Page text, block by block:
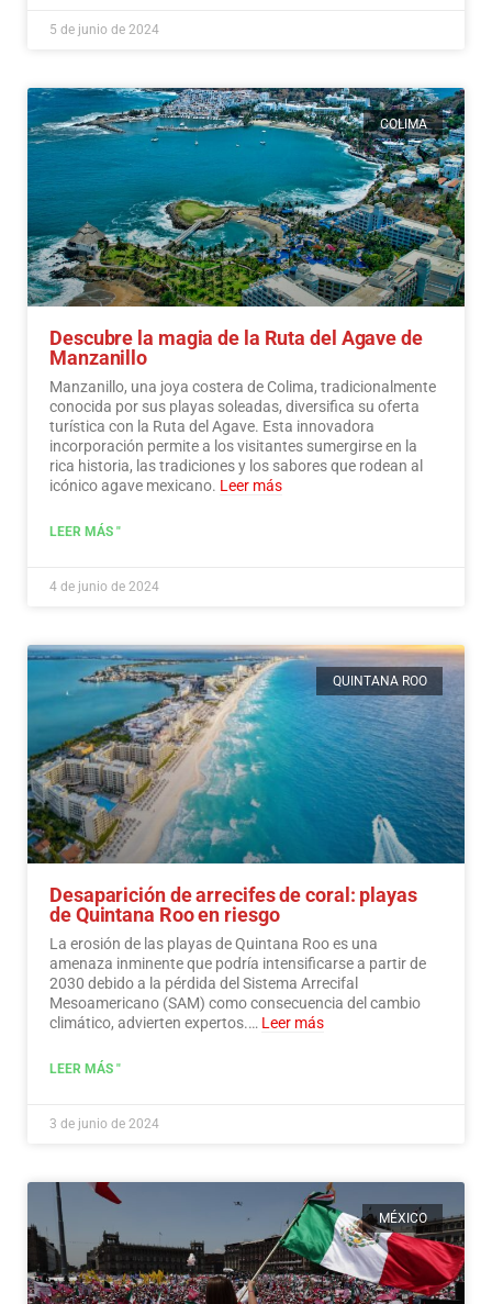
5 de junio de 2024
COLIMA
Descubre la magia de la Ruta del Agave de
Manzanillo
Manzanillo, una joya costera de Colima, tradicionalmente
conocida por sus playas soleadas, diversifica su oferta
turística con la Ruta del Agave. Esta innovadora
incorporación permite a los visitantes sumergirse en la
rica historia, las tradiciones y los sabores que rodean al
icónico agave mexicano. Leer más
LEER MÁS "
4 de junio de 2024
QUINTANA ROO
Desaparición de arrecifes de coral: playas
de Quintana Roo en riesgo
La erosión de las playas de Quintana Roo es una
amenaza inminente que podría intensificarse a partir de
2030 debido a la pérdida del Sistema Arrecifal
Mesoamericano (SAM) como consecuencia del cambio
climático, advierten expertos.… Leer más
LEER MÁS "
3 de junio de 2024
MÉXICO